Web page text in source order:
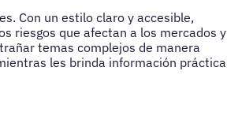
Con un estilo claro y accesible,
riesgos que afectan a los mercados y
temas complejos de manera
les brinda información práctica